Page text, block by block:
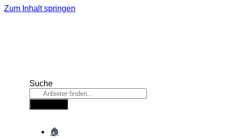
Zum Inhalt springen
Suche
🏠